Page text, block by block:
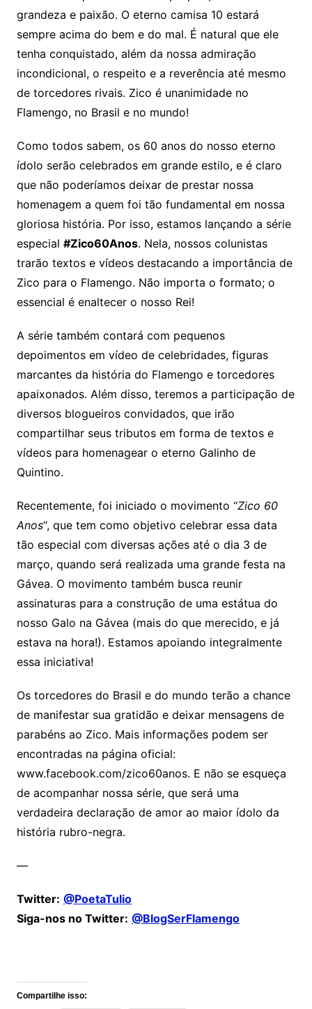
grandeza e paixão. O eterno camisa 10 estará
sempre acima do bem e do mal. É natural que ele
tenha conquistado, além da nossa admiração
incondicional, o respeito e a reverência até mesmo
de torcedores rivais. Zico é unanimidade no
Flamengo, no Brasil e no mundo!
Como todos sabem, os 60 anos do nosso eterno
ídolo serão celebrados em grande estilo, e é claro
que não poderíamos deixar de prestar nossa
homenagem a quem foi tão fundamental em nossa
gloriosa história. Por isso, estamos lançando a série
especial #Zico60Anos. Nela, nossos colunistas
trarão textos e vídeos destacando a importância de
Zico para o Flamengo. Não importa o formato; o
essencial é enaltecer o nosso Rei!
A série também contará com pequenos
depoimentos em vídeo de celebridades, figuras
marcantes da história do Flamengo e torcedores
apaixonados. Além disso, teremos a participação de
diversos blogueiros convidados, que irão
compartilhar seus tributos em forma de textos e
vídeos para homenagear o eterno Galinho de
Quintino.
Recentemente, foi iniciado o movimento “Zico 60
Anos“, que tem como objetivo celebrar essa data
tão especial com diversas ações até o dia 3 de
março, quando será realizada uma grande festa na
Gávea. O movimento também busca reunir
assinaturas para a construção de uma estátua do
nosso Galo na Gávea (mais do que merecido, e já
estava na hora!). Estamos apoiando integralmente
essa iniciativa!
Os torcedores do Brasil e do mundo terão a chance
de manifestar sua gratidão e deixar mensagens de
parabéns ao Zico. Mais informações podem ser
encontradas na página oficial:
www.facebook.com/zico60anos. E não se esqueça
de acompanhar nossa série, que será uma
verdadeira declaração de amor ao maior ídolo da
história rubro-negra.
—
Twitter: @PoetaTulio
Siga-nos no Twitter: @BlogSerFlamengo
Compartilhe isso: